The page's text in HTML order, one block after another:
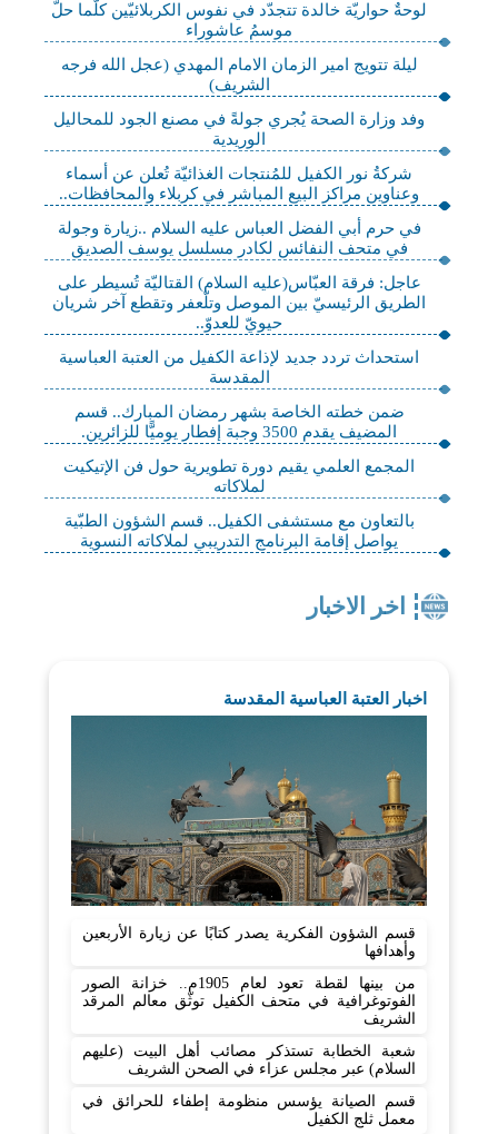
لوحةٌ حواريّة خالدة تتجدّد في نفوس الكربلائيّين كلّما حلّ
موسمُ عاشوراء
ليلة تتويج امير الزمان الامام المهدي (عجل الله فرجه
الشريف)
وفد وزارة الصحة يُجري جولةً في مصنع الجود للمحاليل
الوريدية
شركةُ نور الكفيل للمُنتجات الغذائيّة تُعلن عن أسماء
وعناوين مراكز البيع المباشر في كربلاء والمحافظات..
في حرم أبي الفضل العباس عليه السلام ..زيارة وجولة
في متحف النفائس لكادر مسلسل يوسف الصديق
عاجل: فرقة العبّاس(عليه السلام) القتاليّة تُسيطر على
الطريق الرئيسيّ بين الموصل وتلّعفر وتقطع آخر شريان
حيويّ للعدوّ..
استحداث تردد جديد لإذاعة الكفيل من العتبة العباسية
المقدسة
ضمن خطته الخاصة بشهر رمضان المبارك.. قسم
المضيف يقدم 3500 وجبة إفطار يوميًّا للزائرين.
المجمع العلمي يقيم دورة تطويرية حول فن الإتيكيت
لملاكاته
بالتعاون مع مستشفى الكفيل.. قسم الشؤون الطبّية
يواصل إقامة البرنامج التدريبي لملاكاته النسوية
اخر الاخبار
اخبار العتبة العباسية المقدسة
قسم الشؤون الفكرية يصدر كتابًا عن زيارة الأربعين
وأهدافها
من بينها لقطة تعود لعام 1905م.. خزانة الصور
الفوتوغرافية في متحف الكفيل توثّق معالم المرقد
الشريف
شعبة الخطابة تستذكر مصائب أهل البيت (عليهم
السلام) عبر مجلس عزاء في الصحن الشريف
قسم الصيانة يؤسس منظومة إطفاء للحرائق في
معمل ثلج الكفيل